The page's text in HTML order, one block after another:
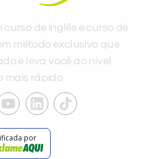
curso de inglês e curso de
método exclusivo que
e leva você ao nível
mais rápido.
por